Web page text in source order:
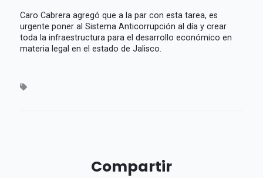
Caro Cabrera agregó que a la par con esta tarea, es
urgente poner al Sistema Anticorrupción al día y crear
toda la infraestructura para el desarrollo económico en
materia legal en el estado de Jalisco.
Compartir